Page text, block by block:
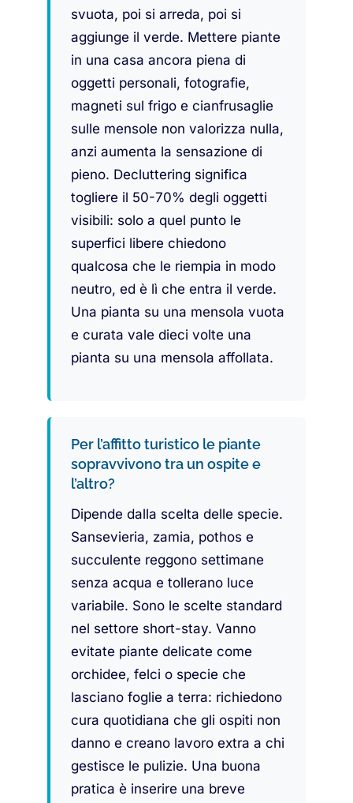
svuota, poi si arreda, poi si
aggiunge il verde. Mettere piante
in una casa ancora piena di
oggetti personali, fotografie,
magneti sul frigo e cianfrusaglie
sulle mensole non valorizza nulla,
anzi aumenta la sensazione di
pieno. Decluttering significa
togliere il 50-70% degli oggetti
visibili: solo a quel punto le
superfici libere chiedono
qualcosa che le riempia in modo
neutro, ed è lì che entra il verde.
Una pianta su una mensola vuota
e curata vale dieci volte una
pianta su una mensola affollata.
Per l’affitto turistico le piante
sopravvivono tra un ospite e
l’altro?
Dipende dalla scelta delle specie.
Sansevieria, zamia, pothos e
succulente reggono settimane
senza acqua e tollerano luce
variabile. Sono le scelte standard
nel settore short-stay. Vanno
evitate piante delicate come
orchidee, felci o specie che
lasciano foglie a terra: richiedono
cura quotidiana che gli ospiti non
danno e creano lavoro extra a chi
gestisce le pulizie. Una buona
pratica è inserire una breve